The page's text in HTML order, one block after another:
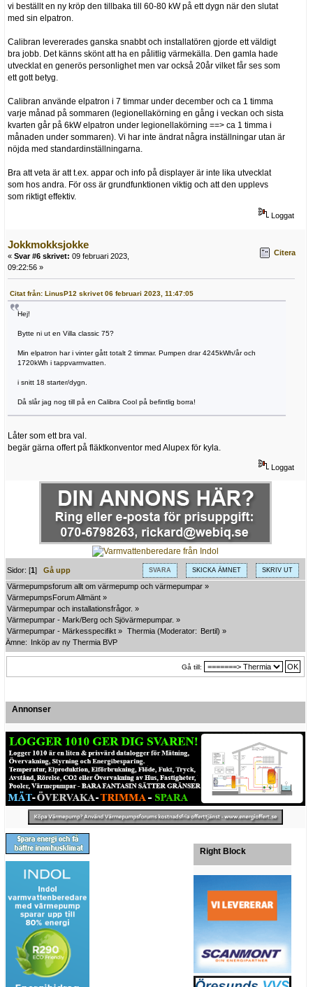
vi beställt en ny kröp den tillbaka till 60-80 kW på ett dygn när den slutat
med sin elpatron.
Calibran levererades ganska snabbt och installatören gjorde ett väldigt
bra jobb. Det känns skönt att ha en pålitlig värmekälla. Den gamla hade
utvecklat en generös personlighet men var också 20år vilket får ses som
ett gott betyg.
Calibran använde elpatron i 7 timmar under december och ca 1 timma
varje månad på sommaren (legionellakörning en gång i veckan och sista
kvarten går på 6kW elpatron under legionellakörning ==> ca 1 timma i
månaden under sommaren). Vi har inte ändrat några inställningar utan är
nöjda med standardinställningarna.
Bra att veta är att t.ex. appar och info på displayer är inte lika utvecklat
som hos andra. För oss är grundfunktionen viktig och att den upplevs
som riktigt effektiv.
Loggat
Jokkmokksjokke
« Svar #6 skrivet: 09 februari 2023,
09:22:56 »
Citera
Citat från: LinusP12 skrivet 06 februari 2023, 11:47:05
Hej!
Bytte ni ut en Villa classic 75?
Min elpatron har i vinter gått totalt 2 timmar. Pumpen drar 4245kWh/år och
1720kWh i tappvarmvatten.
i snitt 18 starter/dygn.
Då slår jag nog till på en Calibra Cool på befintlig borra!
Låter som ett bra val.
begär gärna offert på fläktkonventor med Alupex för kyla.
Loggat
SVARA SKICKA ÄMNET SKRIV UT
Sidor: [1]Gå upp
Värmepumpsforum allt om värmepump och värmepumpar »
VärmepumpsForum Allmänt »
Värmepumpar och installationsfrågor. »
Värmepumpar - Mark/Berg och Sjövärmepumpar. »
Värmepumpar - Märkesspecifikt » Thermia (Moderator: Bertil) »
Ämne:
Inköp av ny Thermia BVP
Gå till:
Annonser
Right Block